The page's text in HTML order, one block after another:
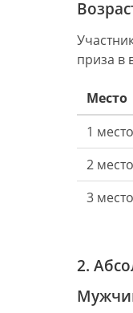
приза в
Место
1 место
2 место
3 место
2.